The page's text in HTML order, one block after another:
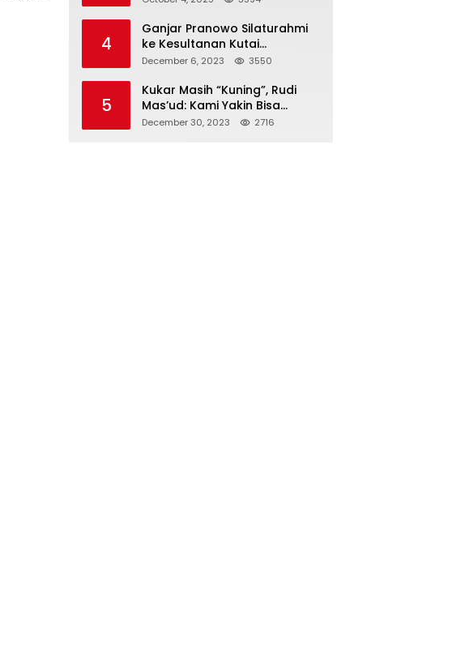
4
Ganjar Pranowo Silaturahmi
ke Kesultanan Kutai
Kartanegara
December 6, 2023 3550
5
Kukar Masih “Kuning”, Rudi
Mas’ud: Kami Yakin Bisa
Menang di Pemilu 2024
December 30, 2023 2716